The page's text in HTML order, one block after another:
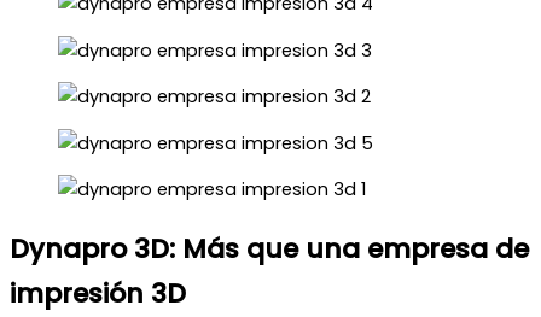
Dynapro 3D: Más que una empresa de
impresión 3D